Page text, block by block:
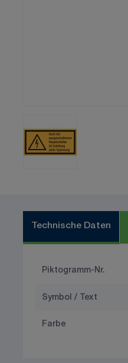
Technische Daten
Piktogramm-Nr.
Symbol / Text
Farbe